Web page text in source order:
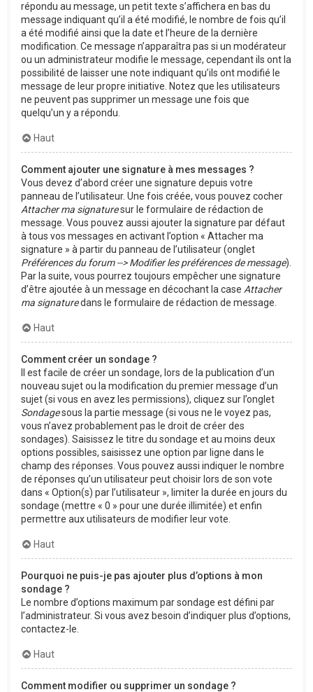
répondu au message, un petit texte s’affichera en bas du
message indiquant qu’il a été modifié, le nombre de fois qu’il
a été modifié ainsi que la date et l’heure de la dernière
modification. Ce message n’apparaîtra pas si un modérateur
ou un administrateur modifie le message, cependant ils ont la
possibilité de laisser une note indiquant qu’ils ont modifié le
message de leur propre initiative. Notez que les utilisateurs
ne peuvent pas supprimer un message une fois que
quelqu’un y a répondu.
Haut
Comment ajouter une signature à mes messages ?
Vous devez d’abord créer une signature depuis votre
panneau de l’utilisateur. Une fois créée, vous pouvez cocher
Attacher ma signaturesur le formulaire de rédaction de
message. Vous pouvez aussi ajouter la signature par défaut
à tous vos messages en activant l’option « Attacher ma
signature » à partir du panneau de l’utilisateur (onglet
Préférences du forum --> Modifier les préférences de message).
Par la suite, vous pourrez toujours empêcher une signature
d’être ajoutée à un message en décochant la case Attacher
ma signaturedans le formulaire de rédaction de message.
Haut
Comment créer un sondage ?
Il est facile de créer un sondage, lors de la publication d’un
nouveau sujet ou la modification du premier message d’un
sujet (si vous en avez les permissions), cliquez sur l’onglet
Sondagesous la partie message (si vous ne le voyez pas,
vous n’avez probablement pas le droit de créer des
sondages). Saisissez le titre du sondage et au moins deux
options possibles, saisissez une option par ligne dans le
champ des réponses. Vous pouvez aussi indiquer le nombre
de réponses qu’un utilisateur peut choisir lors de son vote
dans « Option(s) par l’utilisateur », limiter la durée en jours du
sondage (mettre « 0 » pour une durée illimitée) et enfin
permettre aux utilisateurs de modifier leur vote.
Haut
Pourquoi ne puis-je pas ajouter plus d’options à mon
sondage ?
Le nombre d’options maximum par sondage est défini par
l’administrateur. Si vous avez besoin d’indiquer plus d’options,
contactez-le.
Haut
Comment modifier ou supprimer un sondage ?